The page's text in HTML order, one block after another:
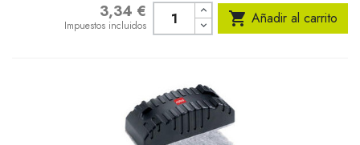
3,34 €
Impuestos incluidos  Añadir al carrito